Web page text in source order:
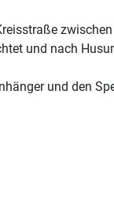
und nach
und den